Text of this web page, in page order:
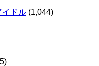
イドル (1,044)